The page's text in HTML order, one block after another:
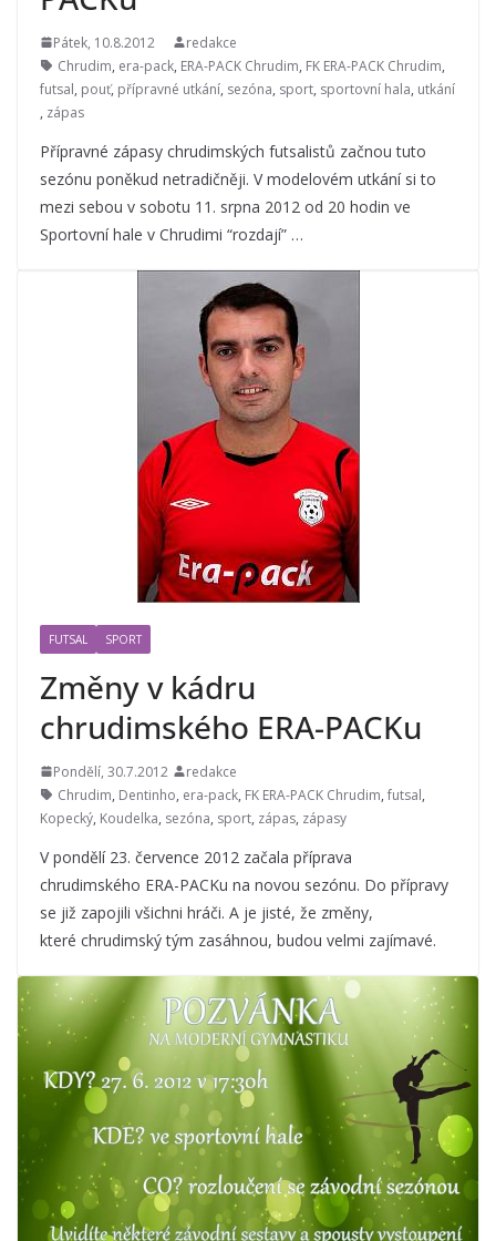
Pátek, 10.8.2012
redakce
Chrudim, era-pack, ERA-PACK Chrudim, FK ERA-PACK Chrudim,
futsal, pouť, přípravné utkání, sezóna, sport, sportovní hala, utkání
, zápas
Přípravné zápasy chrudimských futsalistů začnou tuto
sezónu poněkud netradičněji. V modelovém utkání si to
mezi sebou v sobotu 11. srpna 2012 od 20 hodin ve
Sportovní hale v Chrudimi “rozdají” …
FUTSAL SPORT
Změny v kádru
chrudimského ERA-PACKu
Pondělí, 30.7.2012
redakce
Chrudim, Dentinho, era-pack, FK ERA-PACK Chrudim, futsal,
Kopecký, Koudelka, sezóna, sport, zápas, zápasy
V pondělí 23. července 2012 začala příprava
chrudimského ERA-PACKu na novou sezónu. Do přípravy
se již zapojili všichni hráči. A je jisté, že změny,
které chrudimský tým zasáhnou, budou velmi zajímavé.